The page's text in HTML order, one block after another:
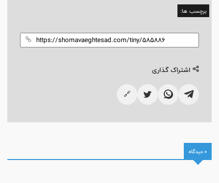
برچسب ها:
اشتراک گذاری
🔗
0 دیدگاه